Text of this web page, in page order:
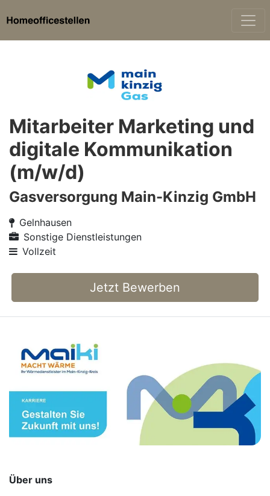
Mitarbeiter Marketing und
digitale Kommunikation
(m/w/d)
Gasversorgung Main-Kinzig GmbH
Gelnhausen
Sonstige Dienstleistungen
Vollzeit
Jetzt Bewerben
Über uns